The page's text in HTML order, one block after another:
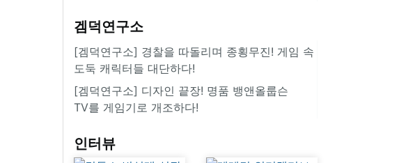
겜덕연구소
[겜덕연구소] 경찰을 따돌리며 종횡무진! 게임 속
도둑 캐릭터들 대단하다!
[겜덕연구소] 디자인 끝장! 명품 뱅앤올룹슨
TV를 게임기로 개조하다!
인터뷰